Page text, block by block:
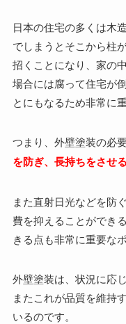
日本の住宅の多くは木
でしまうとそこから柱
招くことになり、家の
場合には腐って住宅が
とにもなるため非常に
つまり、外壁塗装の必
を防ぎ、長持ちをさせ
また直射日光などを防
費を抑えることができ
きる点も非常に重要な
外壁塗装は、状況に応
またこれが品質を維持
いるのです。